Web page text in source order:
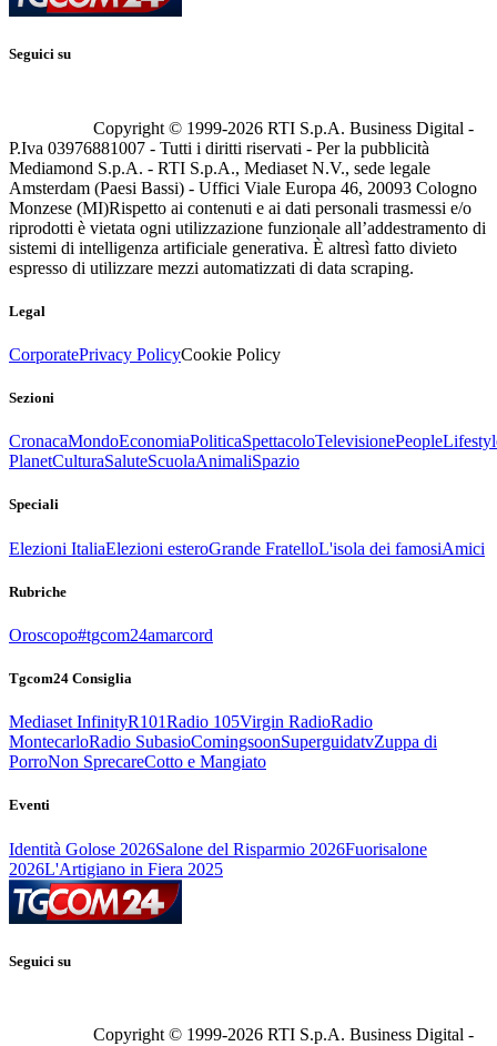
Seguici su
Copyright © 1999-2026 RTI S.p.A. Business Digital -
P.Iva 03976881007 - Tutti i diritti riservati - Per la pubblicità
Mediamond S.p.A. - RTI S.p.A., Mediaset N.V., sede legale
Amsterdam (Paesi Bassi) - Uffici Viale Europa 46, 20093 Cologno
Monzese (MI)Rispetto ai contenuti e ai dati personali trasmessi e/o
riprodotti è vietata ogni utilizzazione funzionale all’addestramento di
sistemi di intelligenza artificiale generativa. È altresì fatto divieto
espresso di utilizzare mezzi automatizzati di data scraping.
Legal
CorporatePrivacy PolicyCookie Policy
Sezioni
CronacaMondoEconomiaPoliticaSpettacoloTelevisionePeople
PlanetCulturaSaluteScuolaAnimaliSpazio
Speciali
Elezioni ItaliaElezioni esteroGrande FratelloL'isola dei famosiAmici
Rubriche
Oroscopo#tgcom24amarcord
Tgcom24 Consiglia
Mediaset InfinityR101Radio 105Virgin RadioRadio
MontecarloRadio SubasioComingsoonSuperguidatvZuppa di
PorroNon SprecareCotto e Mangiato
Eventi
Identità Golose 2026Salone del Risparmio 2026Fuorisalone
2026L'Artigiano in Fiera 2025
Seguici su
Copyright © 1999-2026 RTI S.p.A. Business Digital -